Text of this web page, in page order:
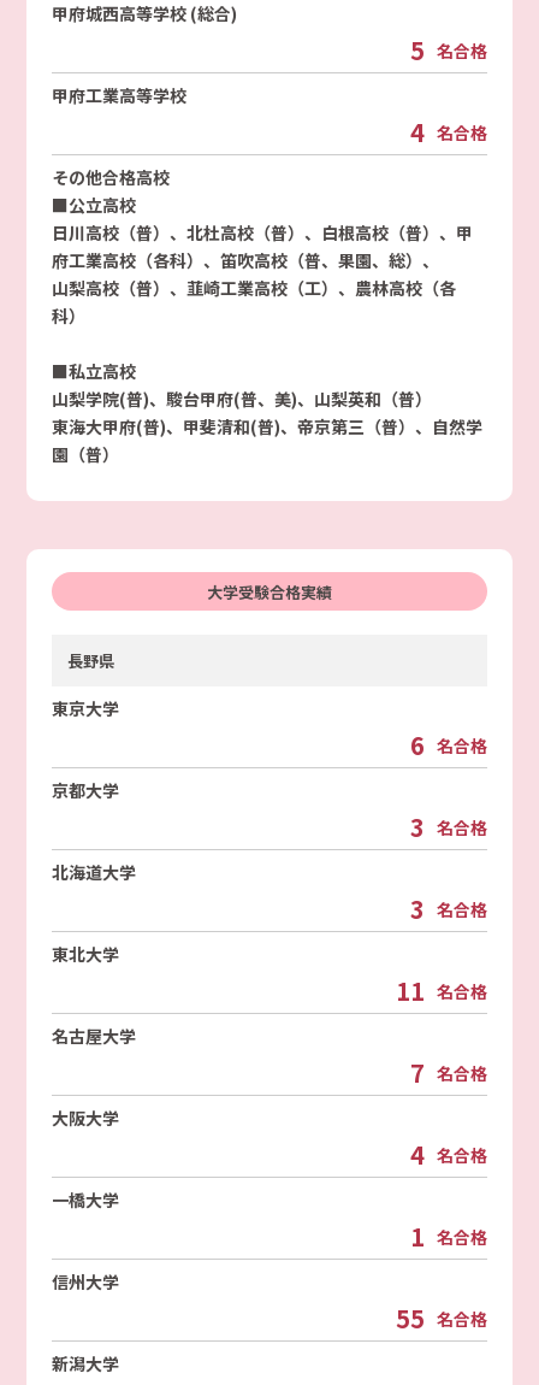
甲府城西高等学校 (総合)
5 名合格
甲府工業高等学校
4 名合格
その他合格高校
■公立高校
日川高校（普）、北杜高校（普）、白根高校（普）、甲
府工業高校（各科）、笛吹高校（普、果園、総）、
山梨高校（普）、韮崎工業高校（工）、農林高校（各
科）
■私立高校
山梨学院(普)、駿台甲府(普、美)、山梨英和（普）
東海大甲府(普)、甲斐清和(普)、帝京第三（普）、自然学
園（普）
大学受験合格実績
長野県
東京大学
6 名合格
京都大学
3
名合格
北海道大学
3
名合格
東北大学
11 名合格
名古屋大学
7 名合格
大阪大学
4 名合格
一橋大学
1 名合格
信州大学
55 名合格
新潟大学